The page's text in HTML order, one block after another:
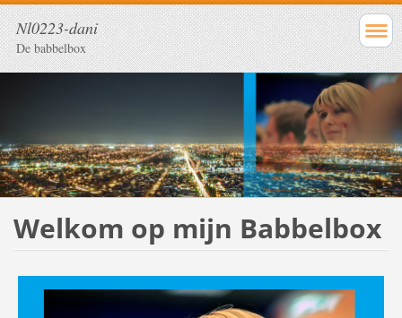
Nl0223-dani
De babbelbox
Welkom op mijn Babbelbox